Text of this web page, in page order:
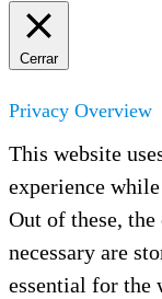
Cerrar
Privacy Overview
This website
experience
Out of these, the
necessary are
essential for